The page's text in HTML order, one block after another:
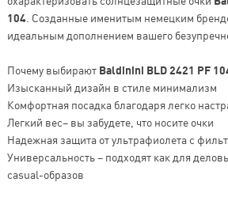
104. Созданные именитым немецким
идеальным дополнением вашего
Почему выбирают Baldinini BLD 2421 PF
Изысканный дизайн в стиле минимализм
Комфортная посадка благодаря легко
Легкий вес– вы забудете, что носите очки
Надежная защита от ультрафиолета с
Универсальность – подходят как для
casual-образов